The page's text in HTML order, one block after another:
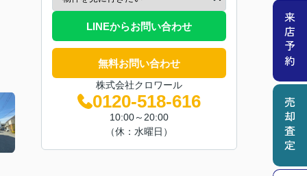
LINEからお問い合わせ
無料お問い合わせ
株式会社クロワール
0120-518-616
10:00～20:00
（休：水曜日）
来店予約
売却査定